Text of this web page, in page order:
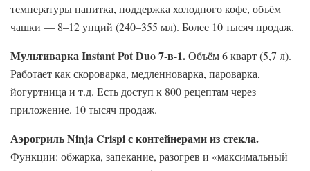
температуры напитка, поддержка холодного кофе, объём
чашки — 8–12 унций (240–355 мл). Более 10 тысяч продаж.
Мультиварка Instant Pot Duo 7-в-1.Объём 6 кварт (5,7 л).
Работает как скороварка, медленноварка, пароварка,
йогуртница и т.д. Есть доступ к 800 рецептам через
приложение. 10 тысяч продаж.
Аэрогриль Ninja Crispi с контейнерами из стекла.
Функции: обжарка, запекание, разогрев и «максимальный